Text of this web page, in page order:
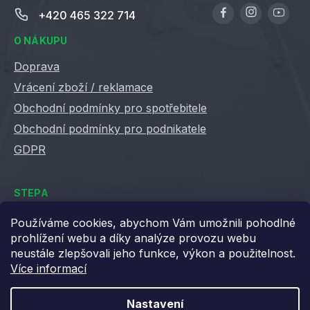
Používáme cookies, abychom Vám umožnili pohodlné
prohlížení webu a díky analýze provozu webu
neustále zlepšovali jeho funkce, výkon a použitelnost.
Více informací
Nastavení
+420 465 322 714
O NÁKUPU
Doprava
Vrácení zboží / reklamace
Obchodní podmínky pro spotřebitele
Obchodní podmínky pro podnikatele
GDPR
STEPA
Kontakty
Kariéra ve Stepě
Věrnostní slevy